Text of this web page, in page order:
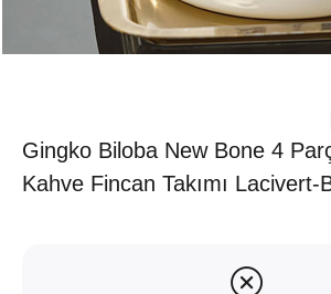
Gingko Biloba New Bone 4
Kahve Fincan Takımı Lacivert-